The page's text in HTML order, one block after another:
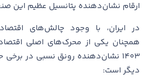
ارقام نشان‌دهنده پتانسیل عظیم این
در ایران، با وجود چالش‌های
همچنان یکی از محرک‌های اصلی
۱۴۰۳ نشان‌دهنده رونق نسبی در
دیگر است: